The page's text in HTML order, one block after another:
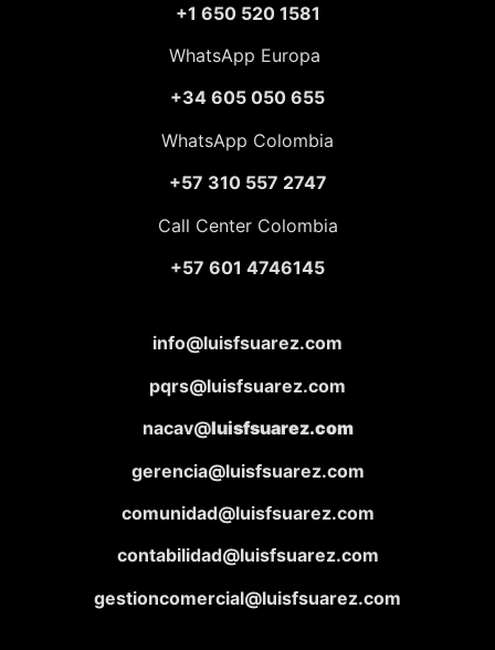
+1 650 520 1581
WhatsApp Europa
+34 605 050 655
WhatsApp Colombia
+57 310 557 2747
Call Center Colombia
+57 601 4746145
info@luisfsuarez.com
pqrs@luisfsuarez.com
nacav@luisfsuarez.com
gerencia@luisfsuarez.com
comunidad@luisfsuarez.com
contabilidad@luisfsuarez.com
gestioncomercial@luisfsuarez.com